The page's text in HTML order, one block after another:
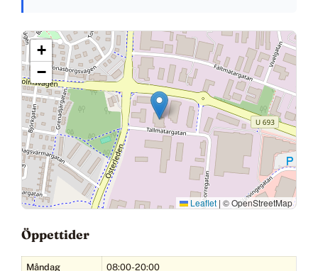
+
−
Leaflet | © OpenStreetMap
Öppettider
Måndag
08:00-20:00